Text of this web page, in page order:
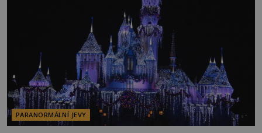
následně nalezne schovaný kokain. Tímto
momentem se slavnému
PARANORMÁLNÍ JEVY